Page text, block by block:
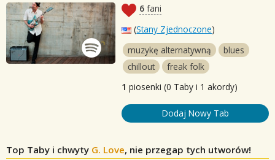
6 fani
(Stany Zjednoczone)
muzykę alternatywną
blues
chillout
freak folk
1 piosenki (0 Taby i 1 akordy)
Dodaj Nowy Tab
Top Taby i chwyty G. Love, nie przegap tych utworów!